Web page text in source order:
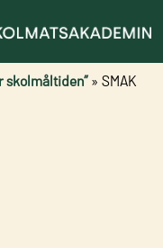
skolmåltiden” »SMAK